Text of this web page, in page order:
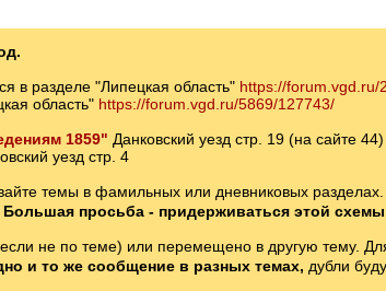
в разделе "Липецкая область" https://forum.vgd.ru/
область" https://forum.vgd.ru/5869/127743/
1859" Данковский уезд стр. 19 (на сайте 44)
уезд стр. 4
темы в фамильных или дневниковых разделах.
Большая просьба - придерживаться этой
не по теме) или перемещено в другую тему.
и то же сообщение в разных темах, дубли